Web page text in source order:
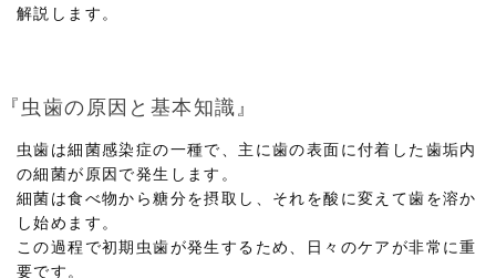
解説します。
『虫歯の原因と基本知識』
虫歯は細菌感染症の一種で、主に歯の表面に付着した歯垢内
の細菌が原因で発生します。
細菌は食べ物から糖分を摂取し、それを酸に変えて歯を溶か
し始めます。
この過程で初期虫歯が発生するため、日々のケアが非常に重
要です。